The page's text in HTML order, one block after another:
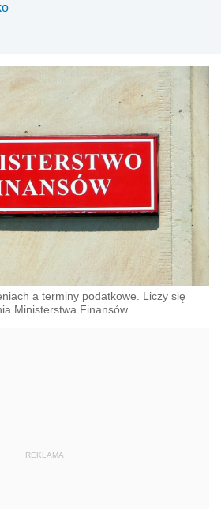
a terminy podatkowe. Liczy się
Ministerstwa Finansów